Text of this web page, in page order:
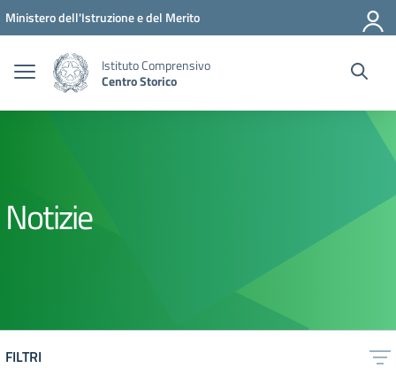
Vai ai contenuti
Vai al menu di navigazione
Vai al footer
Ministero dell'Istruzione e del Merito
Istituto Comprensivo
Centro Storico
Notizie
FILTRI